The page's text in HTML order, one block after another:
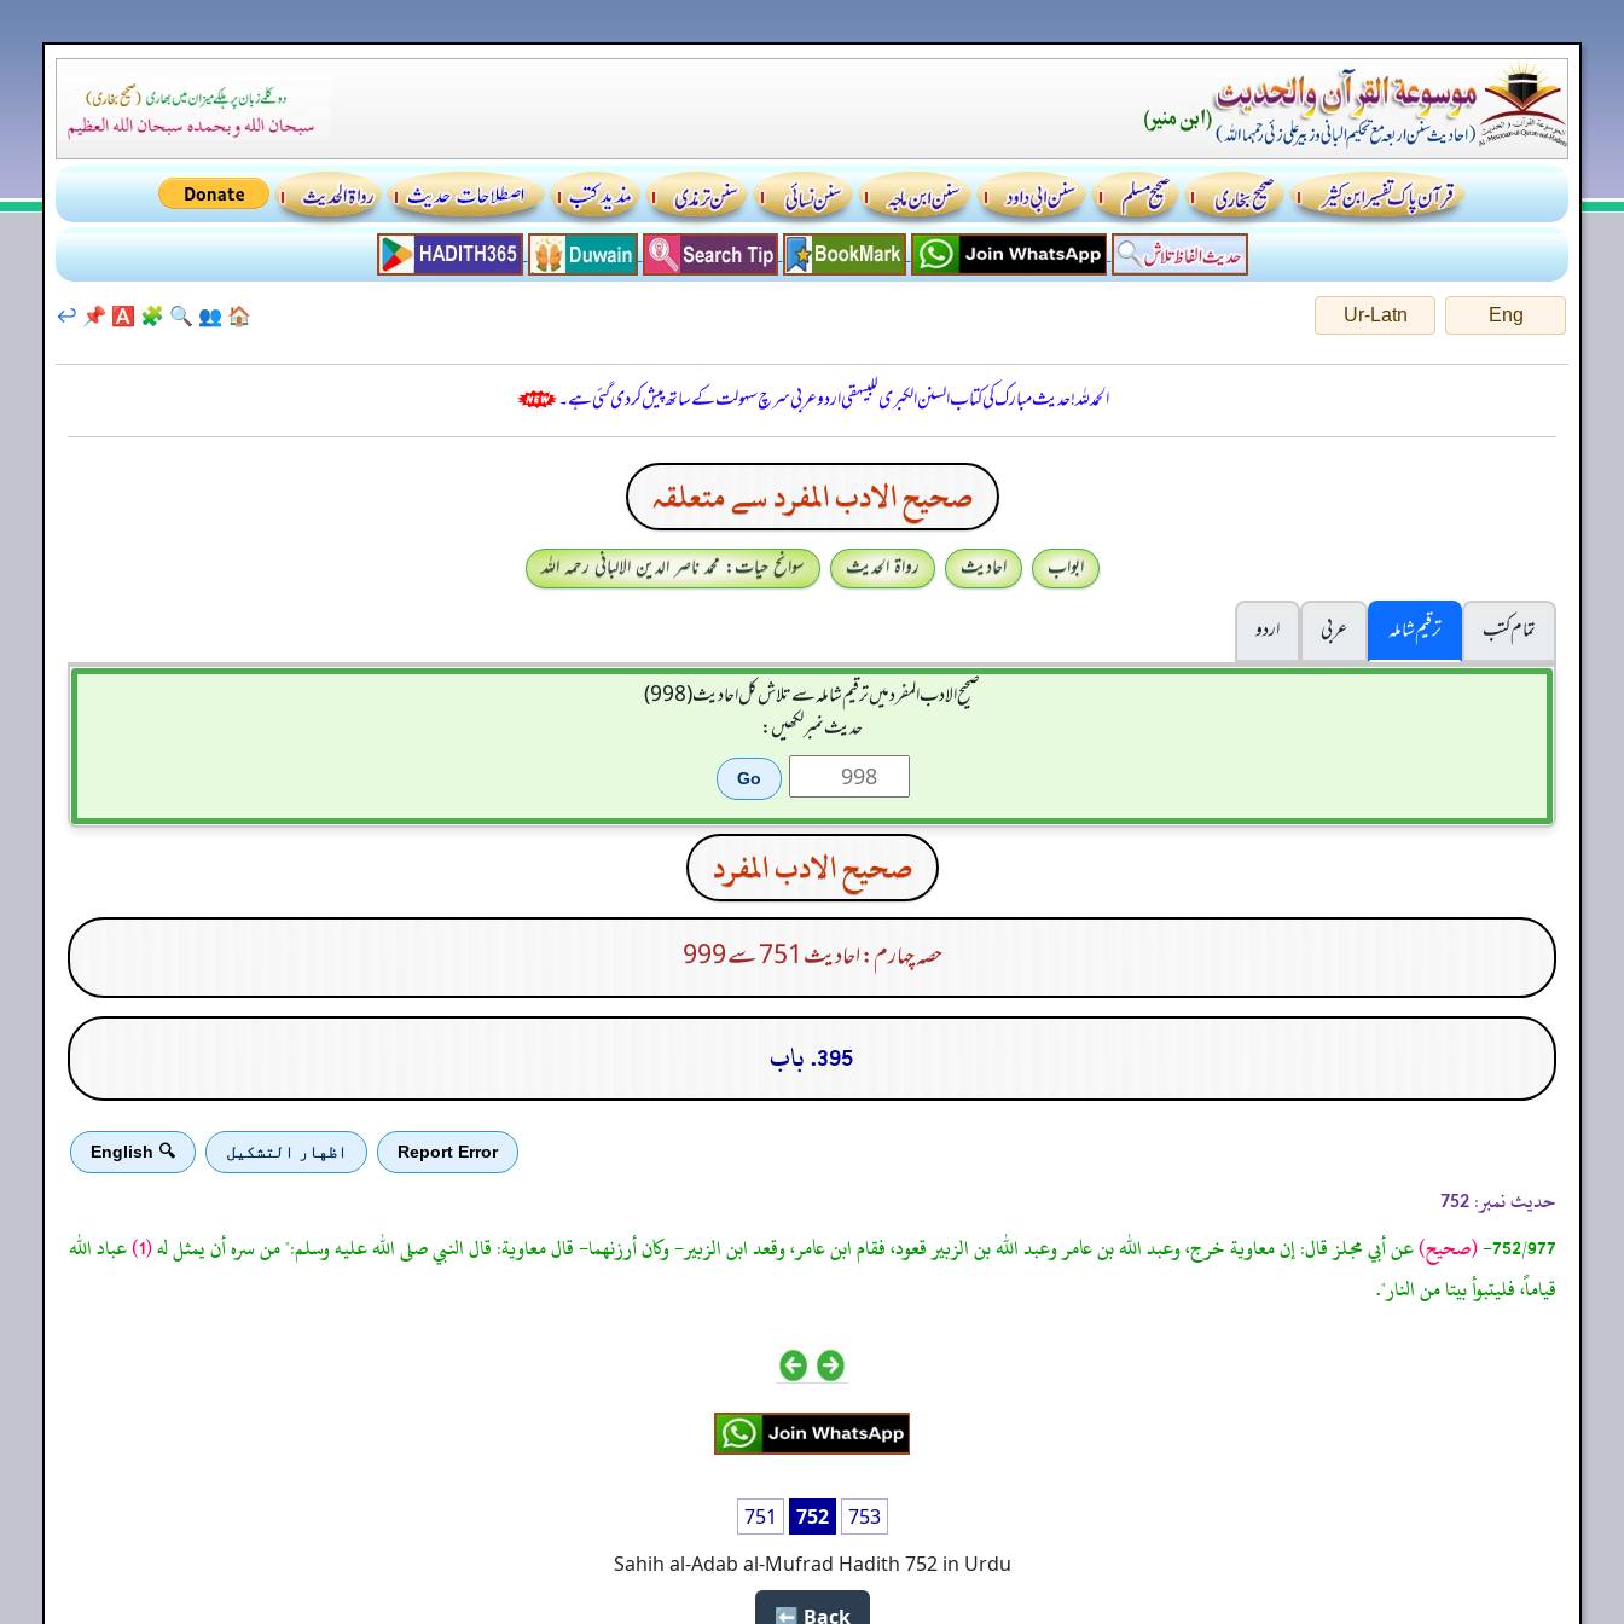
Eng
Ur-Latn
🏠
👥
🔍
🧩
🅰️
📌
↩️
الحمدللہ! حدیث مبارک کی کتاب السنن الكبرى للبيهقي اردو عربی سرچ سہولت کے ساتھ پیش کر دی گئی ہے۔
صحيح الادب المفرد سے متعلقہ
ابواب احادیث رواۃ الحدیث
سوانح حیات: محمد ناصر الدین الالبانی رحمہ اللہ
تمام کتب
ترقیم شاملہ عربی
اردو
صحيح الادب المفرد میں ترقیم شاملہ سے تلاش کل احادیث (998)
حدیث نمبر لکھیں:
صحيح الادب المفرد
حصہ چہارم: احادیث 751 سے 999
395. باب
Report Error اظهار التشكيل 🔍 English
حدیث نمبر: 752
752/977- (صحيح)عن أبي مجلز قال: إن معاوية خرج، وعبد الله بن عامر وعبد الله بن الزبير قعود، فقام ابن عامر، وقعد ابن الزبير- وكان أرزنهما- قال معاوية: قال النبي صلى الله عليه وسلم:" من سره أن يمثل له(1) عباد الله
قياماً، فليتبوأ بيتا من النار".
751 752
753
Sahih al-Adab al-Mufrad Hadith 752 in Urdu
Back ⬅️